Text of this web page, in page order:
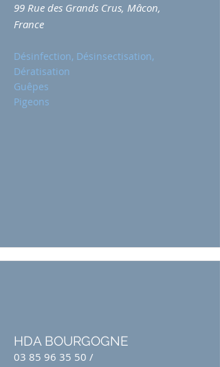
99 Rue des Grands Crus, Mâcon,
France
Désinfection, Désinsectisation,
Dératisation
Guêpes
Pigeons
HDA BOURGOGNE
03 85 96 35 50 /